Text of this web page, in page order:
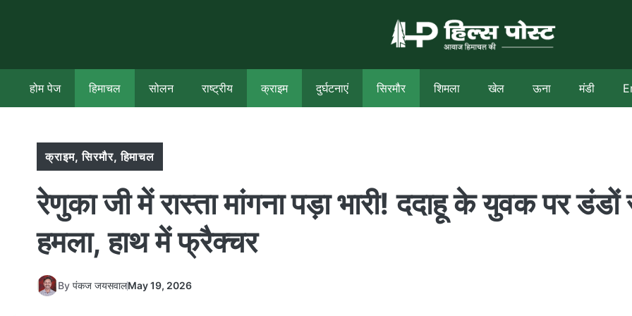
होम पेज हिमाचल सोलन राष्ट्रीय क्राइम दुर्घटनाएं सिरमौर शिमला खेल ऊना मंडी
क्राइम,सिरमौर,हिमाचल
रेणुका जी में रास्ता मांगना पड़ा भारी! ददाहू के युवक पर
हमला, हाथ में फ्रैक्चर
By पंकज जयसवालMay 19, 2026